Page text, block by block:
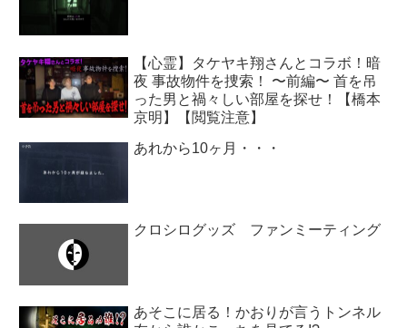
【心霊】タケヤキ翔さんとコラボ！暗
夜 事故物件を捜索！ 〜前編〜 首を吊
った男と禍々しい部屋を探せ！【橋本
京明】【閲覧注意】
あれから10ヶ月・・・
クロシログッズ ファンミーティング
あそこに居る！かおりが言うトンネル